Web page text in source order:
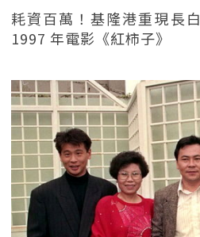
耗資百萬！基隆港重現長
1997 年電影《紅柿子》